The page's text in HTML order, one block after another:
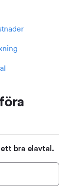
bra elavtal.